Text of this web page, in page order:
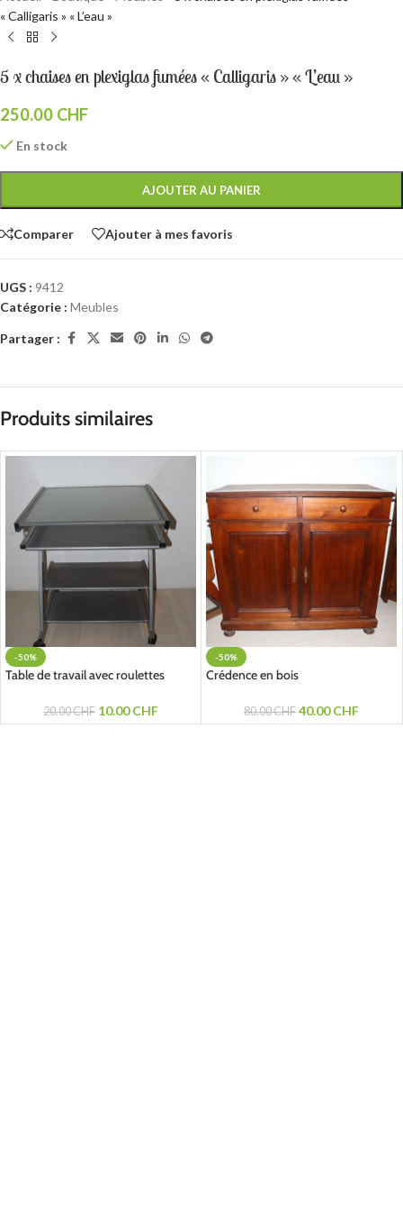
« Calligaris » « L’eau »
5 x chaises en plexiglas fumées « Calligaris » « L’eau »
250.00 CHF
En stock
AJOUTER AU PANIER
Comparer Ajouter à mes favoris
UGS : 9412
Catégorie : Meubles
Partager :
Produits similaires
-50%
Table de travail avec roulettes
20.00CHF 10.00CHF
-50%
Crédence en bois
80.00CHF 40.00CHF